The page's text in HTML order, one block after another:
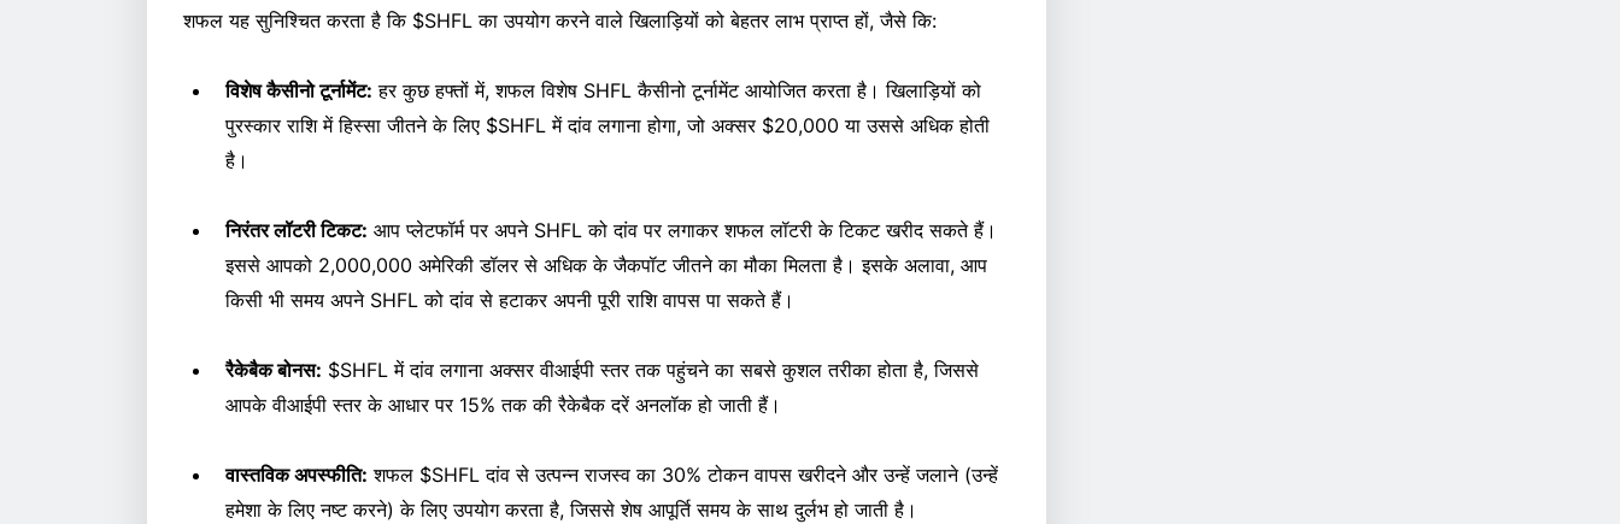
शफल यह सुनिश्चित करता है कि $SHFL का उपयोग करने वाले खिलाड़ियों को बेहतर लाभ प्राप्त हों, जैसे कि:
विशेष कैसीनो टूर्नामेंट: हर कुछ हफ्तों में, शफल विशेष SHFL कैसीनो टूर्नामेंट आयोजित करता है। खिलाड़ियों को
पुरस्कार राशि में हिस्सा जीतने के लिए $SHFL में दांव लगाना होगा, जो अक्सर $20,000 या उससे अधिक होती
है।
निरंतर लॉटरी टिकट: आप प्लेटफॉर्म पर अपने SHFL को दांव पर लगाकर शफल लॉटरी के टिकट खरीद सकते हैं।
इससे आपको 2,000,000 अमेरिकी डॉलर से अधिक के जैकपॉट जीतने का मौका मिलता है। इसके अलावा, आप
किसी भी समय अपने SHFL को दांव से हटाकर अपनी पूरी राशि वापस पा सकते हैं।
रैकेबैक बोनस: $SHFL में दांव लगाना अक्सर वीआईपी स्तर तक पहुंचने का सबसे कुशल तरीका होता है, जिससे
आपके वीआईपी स्तर के आधार पर 15% तक की रैकेबैक दरें अनलॉक हो जाती हैं।
वास्तविक अपस्फीति: शफल $SHFL दांव से उत्पन्न राजस्व का 30% टोकन वापस खरीदने और उन्हें जलाने (उन्हें
हमेशा के लिए नष्ट करने) के लिए उपयोग करता है, जिससे शेष आपूर्ति समय के साथ दुर्लभ हो जाती है।